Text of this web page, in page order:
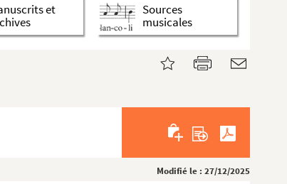
et
Sources
musicales
Modifié le : 27/12/2025